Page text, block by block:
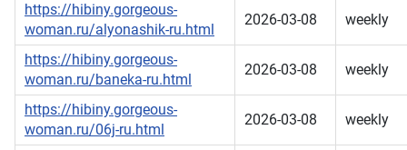
https://hibiny.gorgeous-
woman.ru/alyonashik-ru.html
2026-03-08 weekly
https://hibiny.gorgeous-
woman.ru/baneka-ru.html
2026-03-08 weekly
https://hibiny.gorgeous-
woman.ru/06j-ru.html
2026-03-08 weekly